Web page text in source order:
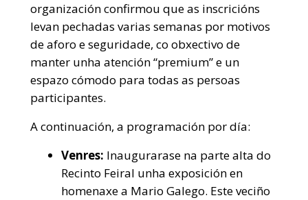
organización confirmou que as inscricións
levan pechadas varias semanas por motivos
de aforo e seguridade, co obxectivo de
manter unha atención “premium” e un
espazo cómodo para todas as persoas
participantes.
A continuación, a programación por día:
Venres: Inaugurarase na parte alta do
Recinto Feiral unha exposición en
homenaxe a Mario Galego. Este veciño